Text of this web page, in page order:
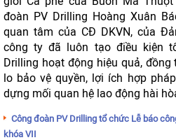
đoàn PV Drilling Hoàng Xuân
quan tâm của CĐ DKVN, của
công ty đã luôn tạo điều kiện
Drilling hoạt động hiệu quả,
lo bảo vệ quyền, lợi ích hợp
dựng mối quan hệ lao động hài
Công đoàn PV Drilling tổ chức Lễ báo
khóa VII